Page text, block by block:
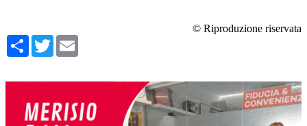
© Riproduzione riservata
Condividi
Twitter